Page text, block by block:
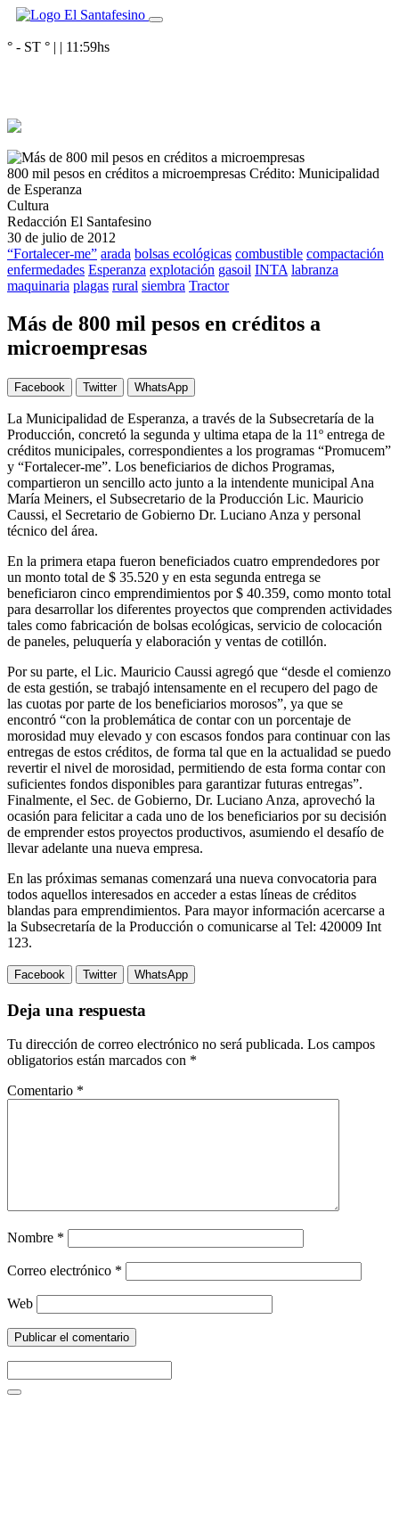
° - ST ° | | 11:59hs
800 mil pesos en créditos a microempresas Crédito: Municipalidad
de Esperanza
Cultura
Redacción El Santafesino
30 de julio de 2012
“Fortalecer-me” arada bolsas ecológicas combustible compactación
enfermedades Esperanza explotación gasoil INTA labranza
maquinaria plagas rural siembra Tractor
Más de 800 mil pesos en créditos a
microempresas
Facebook Twitter WhatsApp
La Municipalidad de Esperanza, a través de la Subsecretaría de la
Producción, concretó la segunda y ultima etapa de la 11º entrega de
créditos municipales, correspondientes a los programas “Promucem”
y “Fortalecer-me”. Los beneficiarios de dichos Programas,
compartieron un sencillo acto junto a la intendente municipal Ana
María Meiners, el Subsecretario de la Producción Lic. Mauricio
Caussi, el Secretario de Gobierno Dr. Luciano Anza y personal
técnico del área.
En la primera etapa fueron beneficiados cuatro emprendedores por
un monto total de $ 35.520 y en esta segunda entrega se
beneficiaron cinco emprendimientos por $ 40.359, como monto total
para desarrollar los diferentes proyectos que comprenden actividades
tales como fabricación de bolsas ecológicas, servicio de colocación
de paneles, peluquería y elaboración y ventas de cotillón.
Por su parte, el Lic. Mauricio Caussi agregó que “desde el comienzo
de esta gestión, se trabajó intensamente en el recupero del pago de
las cuotas por parte de los beneficiarios morosos”, ya que se
encontró “con la problemática de contar con un porcentaje de
morosidad muy elevado y con escasos fondos para continuar con las
entregas de estos créditos, de forma tal que en la actualidad se puedo
revertir el nivel de morosidad, permitiendo de esta forma contar con
suficientes fondos disponibles para garantizar futuras entregas”.
Finalmente, el Sec. de Gobierno, Dr. Luciano Anza, aprovechó la
ocasión para felicitar a cada uno de los beneficiarios por su decisión
de emprender estos proyectos productivos, asumiendo el desafío de
llevar adelante una nueva empresa.
En las próximas semanas comenzará una nueva convocatoria para
todos aquellos interesados en acceder a estas líneas de créditos
blandas para emprendimientos. Para mayor información acercarse a
la Subsecretaría de la Producción o comunicarse al Tel: 420009 Int
123.
Facebook Twitter WhatsApp
Deja una respuesta
Tu dirección de correo electrónico no será publicada. Los campos
obligatorios están marcados con *
Comentario *
Nombre *
Correo electrónico *
Web